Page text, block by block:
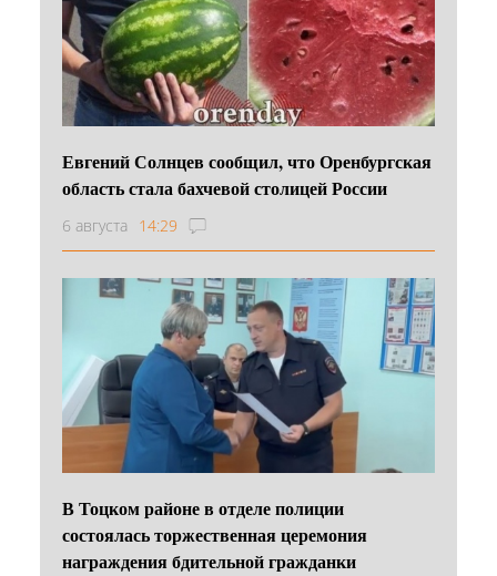
Евгений Солнцев сообщил, что Оренбургская
область стала бахчевой столицей России
6 августа 14:29
В Тоцком районе в отделе полиции
состоялась торжественная церемония
награждения бдительной гражданки